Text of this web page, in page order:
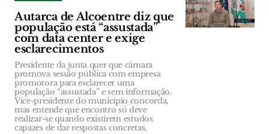
Autarca de Alcoentre diz que
população está “assustada”
com data center e exige
esclarecimentos
Presidente da junta quer que câmara
promova sessão pública com empresa
promotora para esclarecer uma
população “assustada” e sem informação.
Vice-presidente do município concorda,
mas entende que encontro só deve
realizar-se quando existirem estudos
capazes de dar respostas concretas.